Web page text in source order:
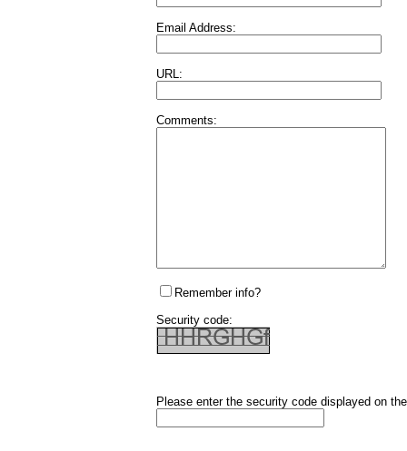
Email Address:
URL:
Comments:
Remember info?
Security code:
Please enter the security code displayed on